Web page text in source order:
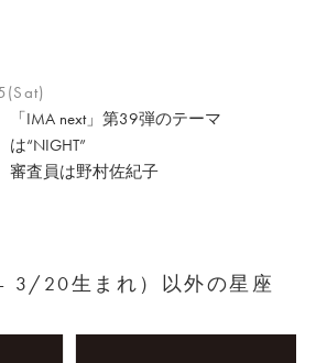
「IMA next」第39弾のテーマ
は“NIGHT”
審査員は野村佐紀子
3/20生まれ）以外の星座